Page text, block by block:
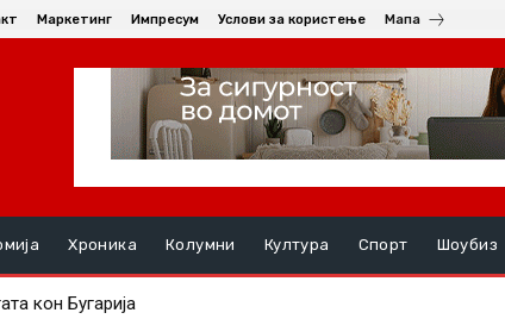
Маркетинг Импресум Услови за користење Мапа
Хроника Колумни Култура Спорт Шоубиз
кон Бугарија
со амбасадорката на Република Словачка, Ивета Хрицова